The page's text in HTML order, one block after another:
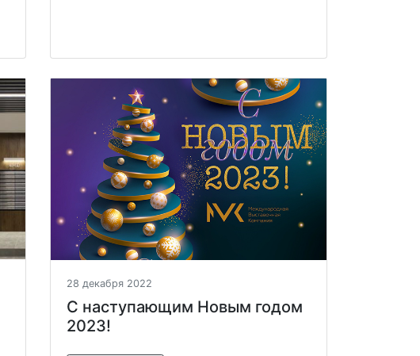
28 декабря 2022
С наступающим Новым годом
2023!